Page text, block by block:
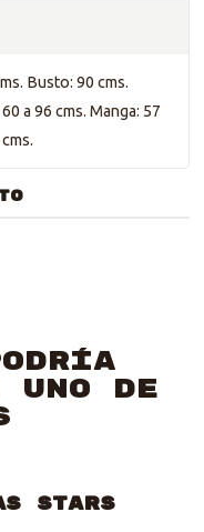
Busto: 90 cms.
a 96 cms. Manga: 57
de
Stars